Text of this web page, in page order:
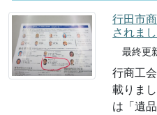
ッ
行田市
されま
最終更
行商工
載りま
は「遺